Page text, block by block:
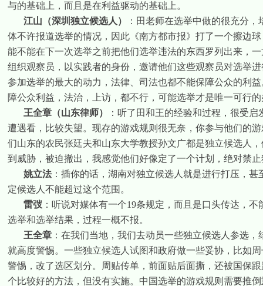
与的基础上，而且是在利益驱动的基础上。
江山（深圳独立候选人）
：田老师在选举中做的很充分
体不许报道选举的情况，因此《南方都市报》打了一个擦边
能不能在下一次选举之前把他们选举违法的东西罗列出来，
组织观察员，以实践者的身份，邀请他们这些观察员对选举
参加选举的最大的动力，法律、司法也都不能保障公众的利益
障公众利益，法治，上访，都不行，可能选举才是唯一可行
王全章（山东律师）
：听了田和王的经验和过程，很受
遭遇看，比较失望。现存的游戏规则很无奈，你参与他们的
们山东的农民张廷夫和山东大学教授孙文广都是独立候选人
到威胁，被迫撤出，我感觉他们好像定了一个计划，绝对禁
姚立法：插你的话，湖南对独立候选人就是进行打压，
定候选人不能超过这个范围。
雷弢 ：听说对媒体有一个19条规定，而且是口头传达，不
选举和选举结果，过程一概不报。
王全章 ：在我们当地，我们去动员一些独立候选人参选
就高度警惕。一些独立候选人试图和政府做一些妥协，比如
警惕，改了选区划分。周贴传单，前面贴后面撕，还被国保
个比较好的方法，但没有实施。中国选举的游戏规则需要推